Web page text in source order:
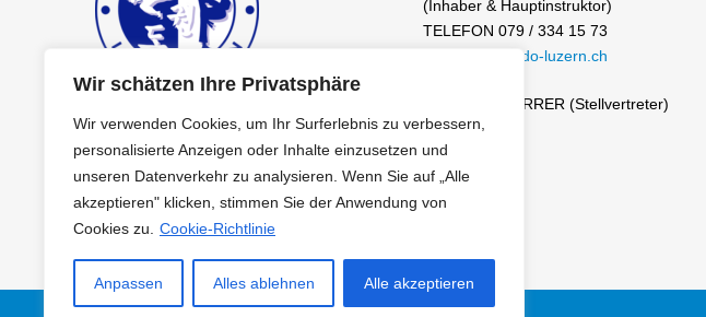
Wir schätzen Ihre Privatsphäre
Wir verwenden Cookies, um Ihr Surferlebnis zu verbessern,
personalisierte Anzeigen oder Inhalte einzusetzen und
unseren Datenverkehr zu analysieren. Wenn Sie auf „Alle
akzeptieren" klicken, stimmen Sie der Anwendung von
Cookies zu.
Cookie-Richtlinie
Anpassen Alles ablehnen Alle akzeptieren
(Inhaber & Hauptinstruktor)
TELEFON 079 / 334 15 73
info@taekwondo-luzern.ch
DANIEL SCHERRER (Stellvertreter)